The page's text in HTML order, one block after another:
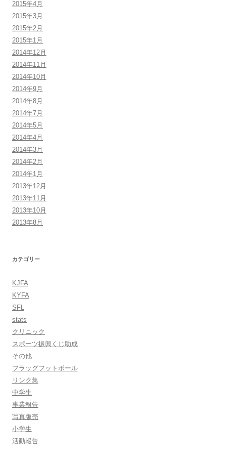
2015年4月
2015年3月
2015年2月
2015年1月
2014年12月
2014年11月
2014年10月
2014年9月
2014年8月
2014年7月
2014年5月
2014年4月
2014年3月
2014年2月
2014年1月
2013年12月
2013年11月
2013年10月
2013年8月
カテゴリー
KJFA
KYFA
SFL
stats
クリニック
スポーツ振興くじ助成
その他
フラッグフットボール
リンク集
中学生
事業報告
写真版売
小学生
活動報告